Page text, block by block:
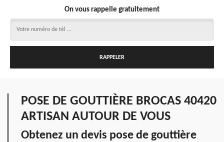
On vous rappelle gratuitement
POSE DE GOUTTIÈRE BROCAS 40420
ARTISAN AUTOUR DE VOUS
Obtenez un devis pose de gouttière